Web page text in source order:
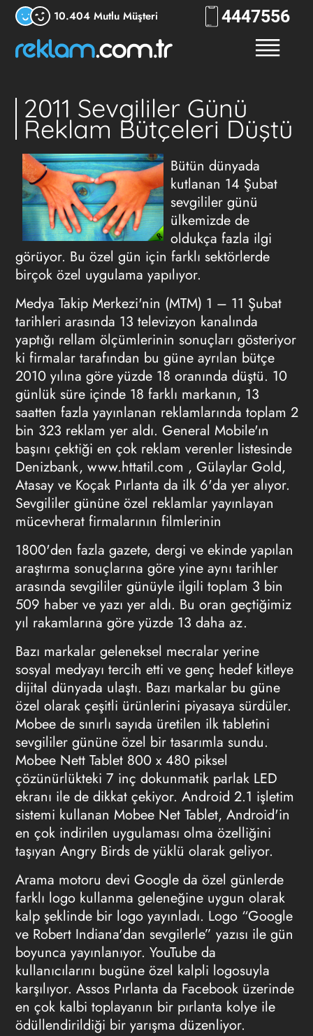
10.404 Mutlu Müşteri 444RKLM
2011 Sevgililer Günü
Reklam Bütçeleri Düştü
Bütün dünyada
kutlanan 14 Şubat
sevgililer günü
ülkemizde de
oldukça fazla ilgi
görüyor. Bu özel gün için farklı sektörlerde
birçok özel uygulama yapılıyor.
Medya Takip Merkezi'nin (MTM) 1 – 11 Şubat
tarihleri arasında 13 televizyon kanalında
yaptığı rellam ölçümlerinin sonuçları gösteriyor
ki firmalar tarafından bu güne ayrılan bütçe
2010 yılına göre yüzde 18 oranında düştü. 10
günlük süre içinde 18 farklı markanın, 13
saatten fazla yayınlanan reklamlarında toplam 2
bin 323 reklam yer aldı. General Mobile'ın
başını çektiği en çok reklam verenler listesinde
Denizbank, www.httatil.com , Gülaylar Gold,
Atasay ve Koçak Pırlanta da ilk 6'da yer alıyor.
Sevgililer gününe özel reklamlar yayınlayan
mücevherat firmalarının filmlerinin
1800'den fazla gazete, dergi ve ekinde yapılan
araştırma sonuçlarına göre yine aynı tarihler
arasında sevgililer günüyle ilgili toplam 3 bin
509 haber ve yazı yer aldı. Bu oran geçtiğimiz
yıl rakamlarına göre yüzde 13 daha az.
Bazı markalar geleneksel mecralar yerine
sosyal medyayı tercih etti ve genç hedef kitleye
dijital dünyada ulaştı. Bazı markalar bu güne
özel olarak çeşitli ürünlerini piyasaya sürdüler.
Mobee de sınırlı sayıda üretilen ilk tabletini
sevgililer gününe özel bir tasarımla sundu.
Mobee Nett Tablet 800 x 480 piksel
çözünürlükteki 7 inç dokunmatik parlak LED
ekranı ile de dikkat çekiyor. Android 2.1 işletim
sistemi kullanan Mobee Net Tablet, Android'in
en çok indirilen uygulaması olma özelliğini
taşıyan Angry Birds de yüklü olarak geliyor.
Arama motoru devi Google da özel günlerde
farklı logo kullanma geleneğine uygun olarak
kalp şeklinde bir logo yayınladı. Logo “Google
ve Robert Indiana'dan sevgilerle” yazısı ile gün
boyunca yayınlanıyor. YouTube da
kullanıcılarını bugüne özel kalpli logosuyla
karşılıyor. Assos Pırlanta da Facebook üzerinde
en çok kalbi toplayanın bir pırlanta kolye ile
ödüllendirildiği bir yarışma düzenliyor.